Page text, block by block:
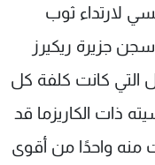
لارتداء ثوب
جزيرة ريكيرز
التي كانت كلفة كل
ومشيته ذات الكاريزما قد
منه واحدًا من أقوى